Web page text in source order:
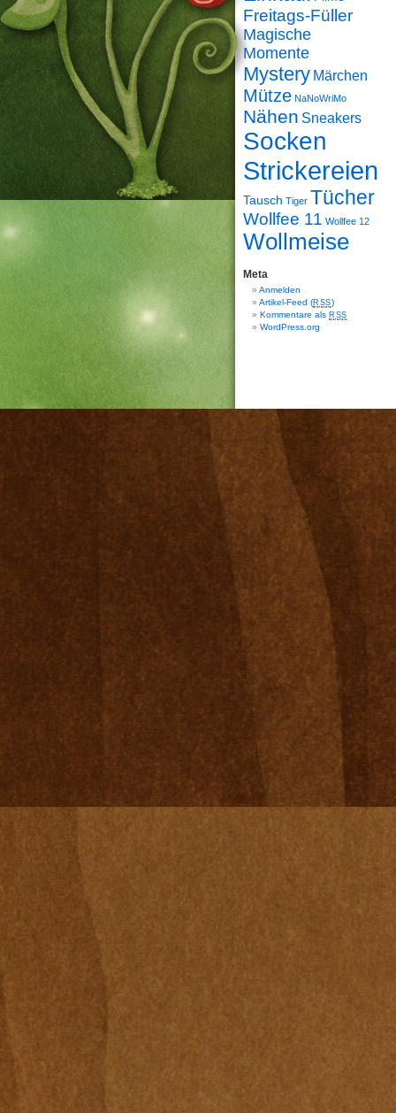
Freitags-Füller
Magische
Momente
Mystery Märchen
Mütze NaNoWriMo
Nähen Sneakers
Socken
Strickereien
Tausch Tiger Tücher
Wollfee 11 Wollfee 12
Wollmeise
Meta
Anmelden
Artikel-Feed (RSS)
Kommentare als RSS
WordPress.org